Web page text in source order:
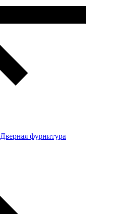
Дверная фурнитура